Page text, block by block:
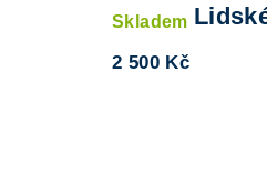
Skladem
2 500 Kč